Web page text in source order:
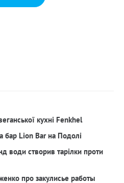
кухні Fenkhel
бар Lion Bar на Подолі
води створив тарілки проти
про закулисье работы